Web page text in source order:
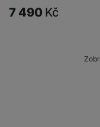
7 490 Kč